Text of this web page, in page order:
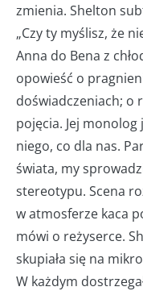
zmienia. Shelton
„Czy ty myślisz, że
Anna do Bena z
opowieść o
doświadczeniach; o
pojęcia. Jej
niego, co dla nas.
świata, my
stereotypu. Scena
w atmosferze kaca
mówi o reżyserce.
skupiała się na
W każdym